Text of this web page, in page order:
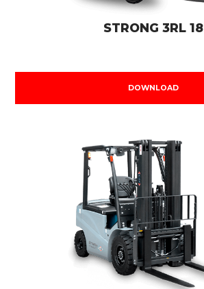
STRONG 3RL 18
DOWNLOAD